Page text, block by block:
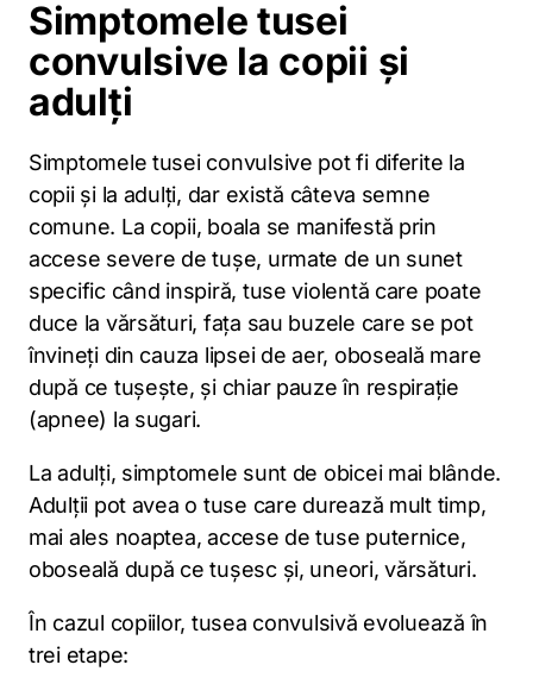
Simptomele tusei
convulsive la copii și
adulți
Simptomele tusei convulsive pot fi diferite la
copii și la adulți, dar există câteva semne
comune. La copii, boala se manifestă prin
accese severe de tușe, urmate de un sunet
specific când inspiră, tuse violentă care poate
duce la vărsături, fața sau buzele care se pot
învineți din cauza lipsei de aer, oboseală mare
după ce tușește, și chiar pauze în respirație
(apnee) la sugari.
La adulți, simptomele sunt de obicei mai blânde.
Adulții pot avea o tuse care durează mult timp,
mai ales noaptea, accese de tuse puternice,
oboseală după ce tușesc și, uneori, vărsături.
În cazul copiilor, tusea convulsivă evoluează în
trei etape: